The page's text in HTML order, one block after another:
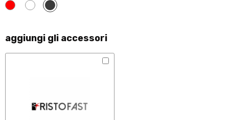
RossoBiancoAcciaio
aggiungi gli accessori